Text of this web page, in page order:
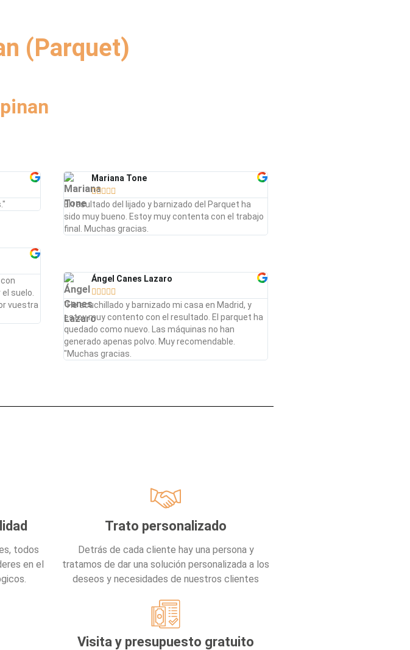
(Parquet)
suelo.
vuestra
Mariana Tone
  
El resultado del lijado y barnizado del Parquet ha
sido muy bueno. Estoy muy contenta con el trabajo
final. Muchas gracias.
Ángel Canes Lazaro
    
"He acuchillado y barnizado mi casa en Madrid, y
estoy muy contento con el resultado. El parquet ha
quedado como nuevo. Las máquinas no han
generado apenas polvo. Muy recomendable.
"Muchas gracias.
todos
en el
Trato personalizado
Detrás de cada cliente hay una persona y
tratamos de dar una solución personalizada a los
deseos y necesidades de nuestros clientes
Visita y presupuesto gratuito